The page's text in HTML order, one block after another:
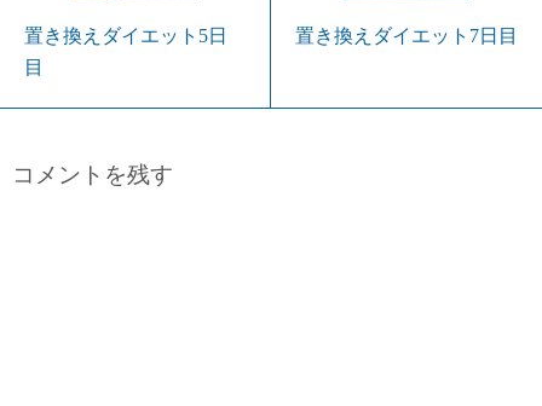
置き換えダイエット5日
目
置き換えダイエット7日目
コメントを残す